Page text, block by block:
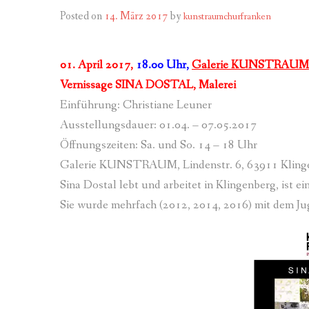
ZIELE
PROGRAMM
Posted on 14. März 2017bykunstraumchurfranken
01. April 2017, 18.00 Uhr,Galerie KUNSTRAUM
Vernissage SINA DOSTAL, Malerei
Einführung: Christiane Leuner
Ausstellungsdauer: 01.04. – 07.05.2017
Öffnungszeiten: Sa. und So. 14 – 18 Uhr
Galerie KUNSTRAUM, Lindenstr. 6, 63911
Sina Dostal lebt und arbeitet in Klingenberg, ist
Sie wurde mehrfach (2012, 2014, 2016) mit dem